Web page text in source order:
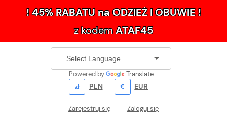
! 45% RABATU na ODZIEŻ I OBUWIE !
z kodemATAF45
Powered by Translate
PLN EUR
Zarejestruj się Zaloguj się